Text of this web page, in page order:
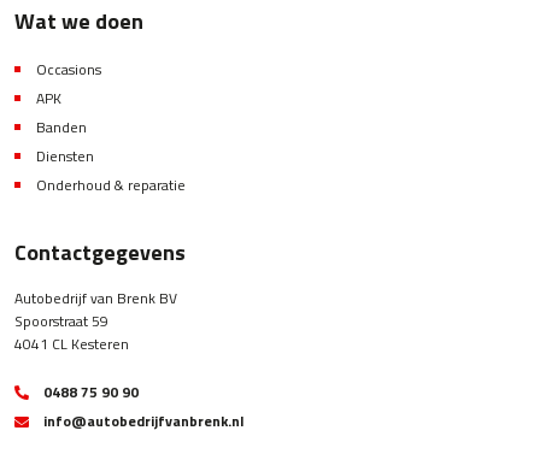
Wat we doen
Occasions
APK
Banden
Diensten
Onderhoud & reparatie
Contactgegevens
Autobedrijf van Brenk BV
Spoorstraat 59
4041 CL Kesteren
0488 75 90 90
info@autobedrijfvanbrenk.nl